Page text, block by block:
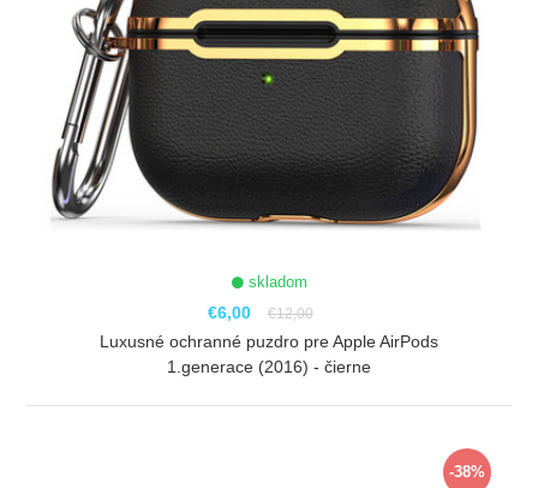
skladom
€6,00 €12,00
Luxusné ochranné puzdro pre Apple AirPods
1.generace (2016) - čierne
-38%